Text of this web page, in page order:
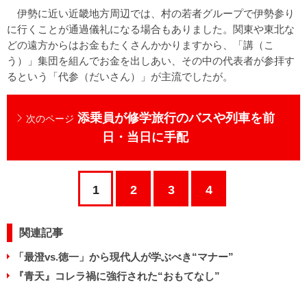
伊勢に近い近畿地方周辺では、村の若者グループで伊勢参り
に行くことが通過儀礼になる場合もありました。関東や東北な
どの遠方からはお金もたくさんかかりますから、「講（こ
う）」集団を組んでお金を出しあい、その中の代表者が参拝す
るという「代参（だいさん）」が主流でしたが。
次のページ 添乗員が修学旅行のバスや列車を前
日・当日に手配
1 2 3 4
関連記事
「最澄vs.徳一」から現代人が学ぶべき“マナー”
『青天』コレラ禍に強行された“おもてなし”